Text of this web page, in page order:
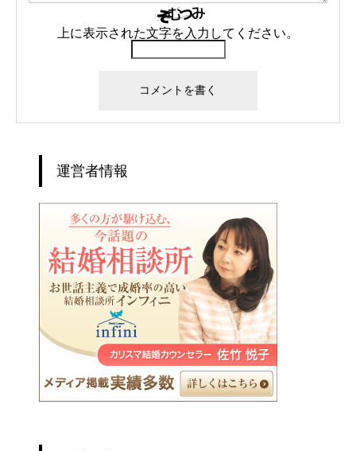
上に表示された文字を入力してください。
運営者情報